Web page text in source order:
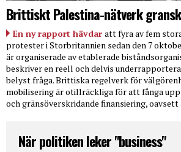
Brittiskt Palestina-nätverk
En ny rapport hävdar att fyra av fem
protester i Storbritannien sedan den 7
är organiserade av etablerade
beskriver en reell och delvis
belyst fråga. Brittiska regelverk för
mobilisering är otillräckliga för att fånga
och gränsöverskridande finansiering, oavsett
När politiken leker "business"